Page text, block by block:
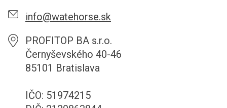
info@watehorse.sk
PROFITOP BA s.r.o.
Černyševského 40-46
85101 Bratislava
IČO: 51974215